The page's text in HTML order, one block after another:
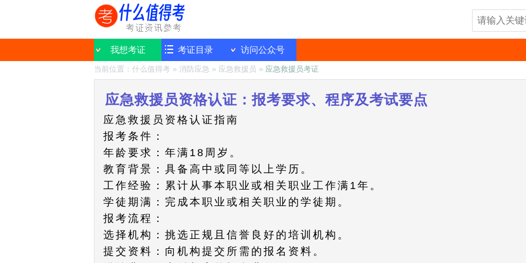
我想考证 考证目录 访问公众号
当前位置： 什么值得考 » 消防应急 » 应急救援员 » 应急救援员考证
应急救援员资格认证：报考要求、程序及考试要点
应急救援员资格认证指南
报考条件：
年龄要求：年满18周岁。
教育背景：具备高中或同等以上学历。
工作经验：累计从事本职业或相关职业工作满1年。
学徒期满：完成本职业或相关职业的学徒期。
报考流程：
选择机构：挑选正规且信誉良好的培训机构。
提交资料：向机构提交所需的报名资料。